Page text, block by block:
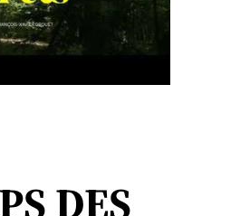
DES